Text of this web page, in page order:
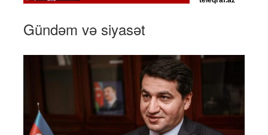
Gündəm və siyasət